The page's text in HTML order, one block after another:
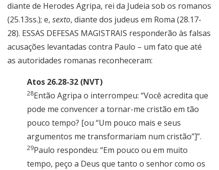
diante de Herodes Agripa, rei da Judeia sob os romanos
(25.13ss.); e, sexto, diante dos judeus em Roma (28.17-
28). ESSAS DEFESAS MAGISTRAIS responderão às falsas
acusações levantadas contra Paulo – um fato que até
as autoridades romanas reconheceram:
Atos 26.28-32 (NVT)
28Então Agripa o interrompeu: “Você acredita que
pode me convencer a tornar-me cristão em tão
pouco tempo? [ou “Um pouco mais e seus
argumentos me transformariam num cristão”]”.
29Paulo respondeu: “Em pouco ou em muito
tempo, peço a Deus que tanto o senhor como os